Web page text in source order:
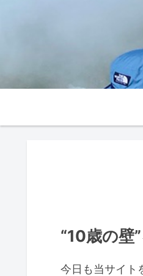
“10歳の壁
今日も当サイト